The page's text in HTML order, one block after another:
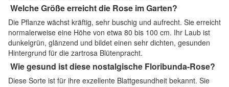
Welche Größe erreicht die Rose im Garten?
Die Pflanze wächst kräftig, sehr buschig und aufrecht. Sie erreicht
normalerweise eine Höhe von etwa 80 bis 100 cm. Ihr Laub ist
dunkelgrün, glänzend und bildet einen sehr dichten, gesunden
Hintergrund für die zartrosa Blütenpracht.
Wie gesund ist diese nostalgische Floribunda-Rose?
Diese Sorte ist für ihre exzellente Blattgesundheit bekannt. Sie